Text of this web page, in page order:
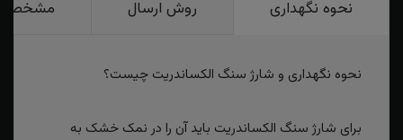
نحوه نگهداری روش ارسال
نحوه نگهداری و شارژ سنگ الکساندریت چیست؟
برای شارژ سنگ الکساندریت باید آن را در نمک خشک به